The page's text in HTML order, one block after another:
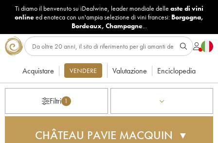
Ti diamo il benvenuto su iDealwine, leader mondiale delle aste di vini
onlineed enoteca con un'ampia selezione di vini francesi: Borgogna,
Bordeaux, Champagne...
Acquistare VENDERE Valutazione Enciclopedia
Filtri 1
CHÂTEAU PAVIE MACQUIN ▼